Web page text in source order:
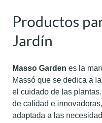
Productos
Jardín
Masso Garden es la
Massó que se dedica a
el cuidado de las
de calidad e
adaptada a las